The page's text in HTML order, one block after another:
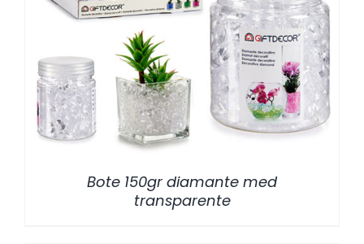
DETALLES
Bote 150gr diamante med
transparente